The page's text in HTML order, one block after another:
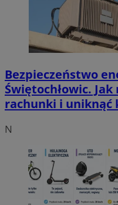
Bezpieczeństwo
Świętochłowic.
rachunki i uniknąć
N